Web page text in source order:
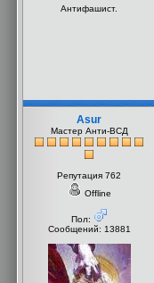
Антифашист.
Asur
Мастер Анти-ВСД
Репутация 762
Offline
Пол:
Сообщений: 13881